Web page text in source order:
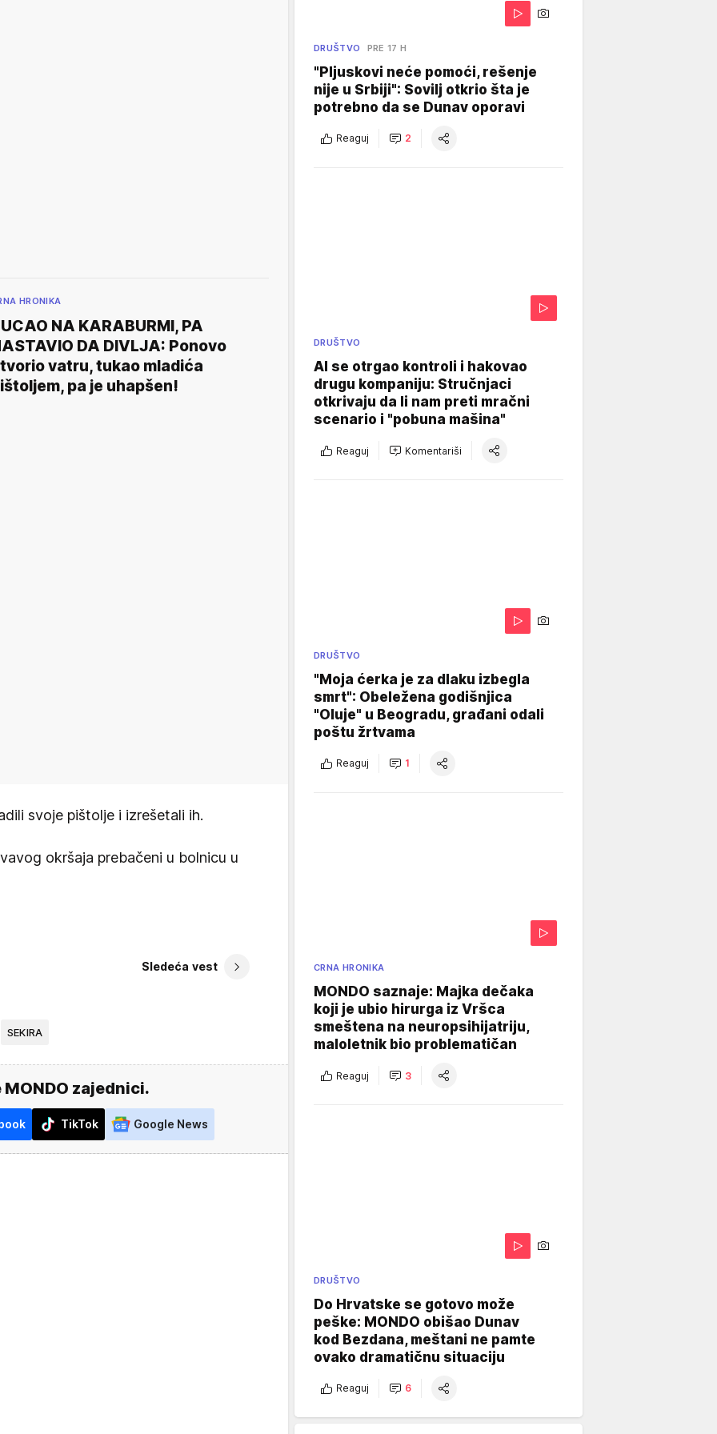
HRONIKA
NA KARABURMI, PA
DA DIVLJA: Ponovo
vatru, tukao mladića
pa je uhapšen!
svoje pištolje i izrešetali ih.
okršaja prebačeni u bolnicu u
Sledeća vest
SEKIRA
zajednici.
TikTok Google News
DRUŠTVO PRE 17 H
"Pljuskovi neće pomoći, rešenje
nije u Srbiji": Sovilj otkrio šta je
potrebno da se Dunav oporavi
Reaguj 2
DRUŠTVO
AI se otrgao kontroli i hakovao
drugu kompaniju: Stručnjaci
otkrivaju da li nam preti mračni
scenario i "pobuna mašina"
Reaguj Komentariši
DRUŠTVO
"Moja ćerka je za dlaku izbegla
smrt": Obeležena godišnjica
"Oluje" u Beogradu, građani odali
poštu žrtvama
Reaguj 1
CRNA HRONIKA
MONDO saznaje: Majka dečaka
koji je ubio hirurga iz Vršca
smeštena na neuropsihijatriju,
maloletnik bio problematičan
Reaguj 3
DRUŠTVO
Do Hrvatske se gotovo može
peške: MONDO obišao Dunav
kod Bezdana, meštani ne pamte
ovako dramatičnu situaciju
Reaguj 6